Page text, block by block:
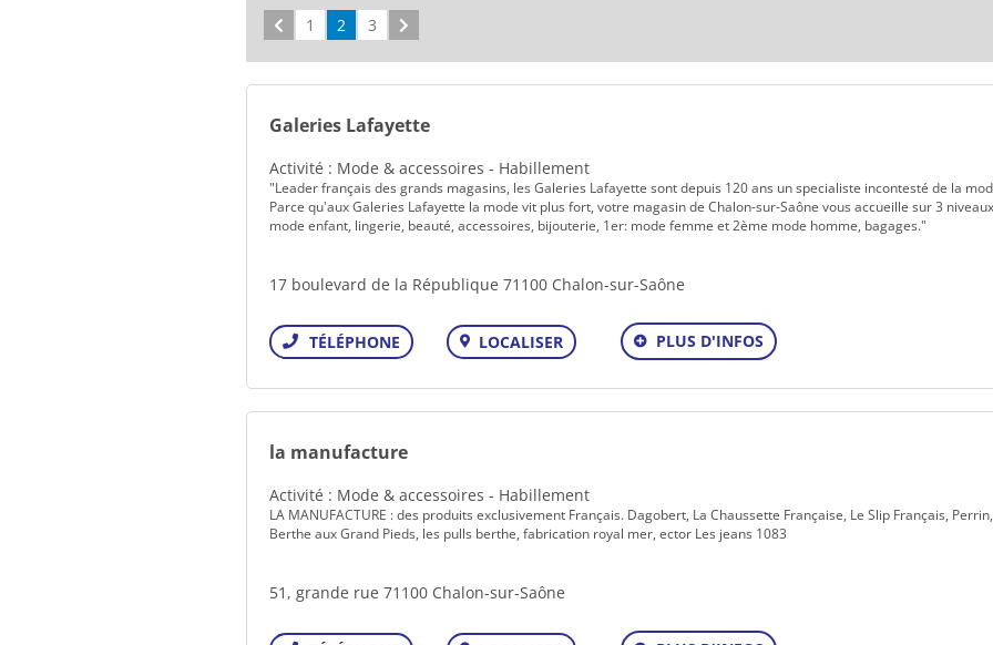
Précédent
1 2 3
Galeries Lafayette
Activité : Mode & accessoires - Habillement
"Leader français des grands magasins, les Galeries Lafayette sont depuis 120 ans un specialiste incontesté de la
Parce qu'aux Galeries Lafayette la mode vit plus fort, votre magasin de Chalon-sur-Saône vous accueille sur 3
mode enfant, lingerie, beauté, accessoires, bijouterie, 1er: mode femme et 2ème mode homme, bagages."
17 boulevard de la République 71100 Chalon-sur-Saône
Téléphone LOCALISER PLUS D'INFOS
la manufacture
Activité : Mode & accessoires - Habillement
LA MANUFACTURE : des produits exclusivement Français. Dagobert, La Chaussette Française, Le Slip Français, Perrin,
Berthe aux Grand Pieds, les pulls berthe, fabrication royal mer, ector Les jeans 1083
51, grande rue 71100 Chalon-sur-Saône